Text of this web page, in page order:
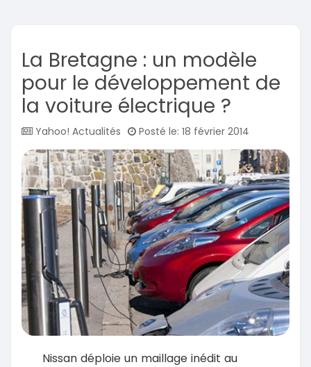
La Bretagne : un modèle
pour le développement de
la voiture électrique ?
Yahoo! Actualités Posté le: 18 février 2014
Nissan déploie un maillage inédit au